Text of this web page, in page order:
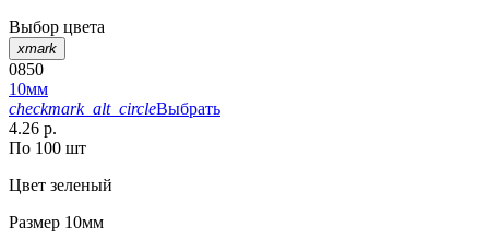
Выбор цвета
xmark
0850
10мм
checkmark_alt_circleВыбрать
4.26 р.
По 100 шт
Цвет зеленый
Размер 10мм